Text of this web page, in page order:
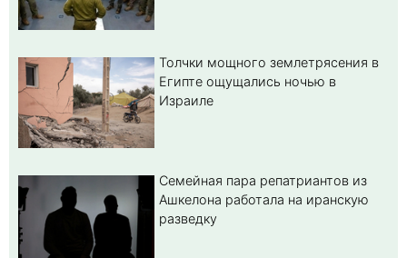
Толчки мощного землетрясения в
Египте ощущались ночью в
Израиле
Семейная пара репатриантов из
Ашкелона работала на иранскую
разведку